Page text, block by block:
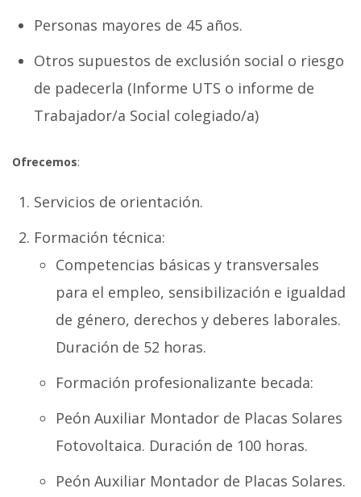
Personas mayores de 45 años.
Otros supuestos de exclusión social o riesgo
de padecerla (Informe UTS o informe de
Trabajador/a Social colegiado/a)
Ofrecemos:
Servicios de orientación.
Formación técnica:
Competencias básicas y transversales
para el empleo, sensibilización e igualdad
de género, derechos y deberes laborales.
Duración de 52 horas.
Formación profesionalizante becada:
Peón Auxiliar Montador de Placas Solares
Fotovoltaica. Duración de 100 horas.
Peón Auxiliar Montador de Placas Solares.